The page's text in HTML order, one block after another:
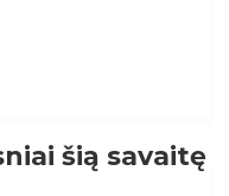
šią savaitę